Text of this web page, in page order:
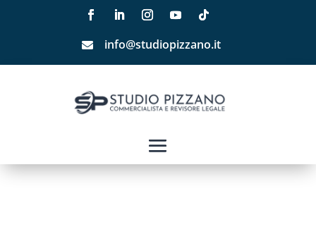
 info@studiopizzano.it